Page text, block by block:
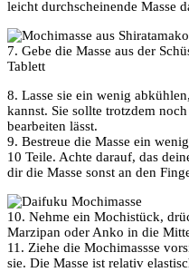
leicht durchscheinende Masse
7. Gebe die Masse aus der
Tablett
8. Lasse sie ein wenig
kannst. Sie sollte trotzdem
bearbeiten lässt.
9. Bestreue die Masse ein
10 Teile. Achte darauf, das
dir die Masse sonst an den
10. Nehme ein Mochistück,
Marzipan oder Anko in die
11. Ziehe die Mochimassse
sie. Die Masse ist relativ